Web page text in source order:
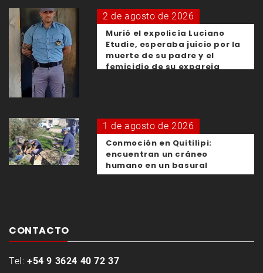
2 de agosto de 2026
Murió el expolicía Luciano
Etudie, esperaba juicio por la
muerte de su padre y el
femicidio de su expareja
1 de agosto de 2026
Conmoción en Quitilipi:
encuentran un cráneo
humano en un basural
CONTACTO
Tel: +54 9 3624 40 72 37